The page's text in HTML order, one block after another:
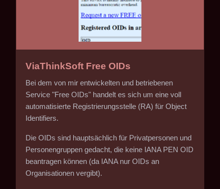
ViaThinkSoft Free OIDs
Bei dem von mir entwickelten und betriebenen
Service "Free OIDs" handelt es sich um eine voll
automatisierte Registrierungsstelle (RA) für Object
Identifiers.
Die OIDs sind hauptsächlich für Privatpersonen und
Personengruppen gedacht, die keine IANA PEN OID
beantragen können (da IANA nur OIDs an
Organisationen vergibt).